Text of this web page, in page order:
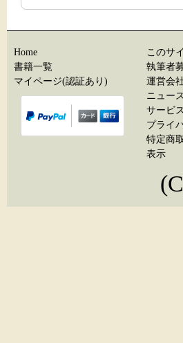
Home
書籍一覧
マイページ(認証あり)
このサ
執筆者
運営会
ニュー
サービ
プライ
特定商
表示